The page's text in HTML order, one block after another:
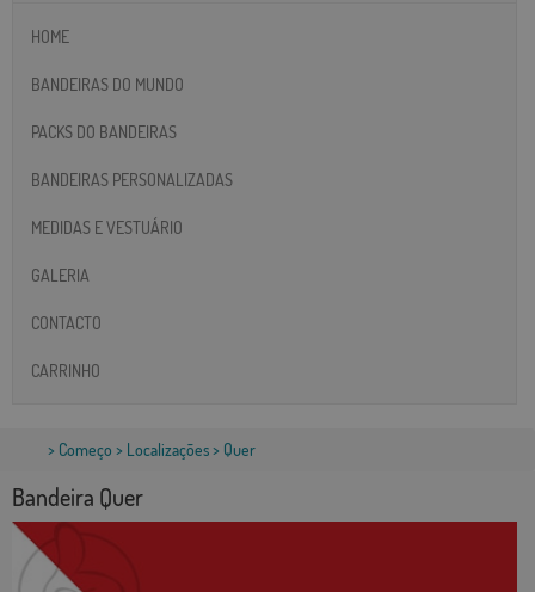
HOME
BANDEIRAS DO MUNDO
PACKS DO BANDEIRAS
BANDEIRAS PERSONALIZADAS
MEDIDAS E VESTUÁRIO
GALERIA
CONTACTO
CARRINHO
> Começo > Localizações> Quer
Bandeira Quer